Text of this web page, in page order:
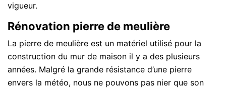
vigueur.
Rénovation pierre de meulière
La pierre de meulière est un matériel utilisé pour la
construction du mur de maison il y a des plusieurs
années. Malgré la grande résistance d’une pierre
envers la météo, nous ne pouvons pas nier que son